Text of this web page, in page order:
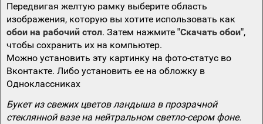
Передвигая желтую рамку выберите область
изображения, которую вы хотите использовать как
обои на рабочий стол. Затем нажмите "Скачать обои",
чтобы сохранить их на компьютер.
Можно установить эту картинку на фото-статус во
Вконтакте. Либо установить ее на обложку в
Одноклассниках
Букет из свежих цветов ландыша в прозрачной
стеклянной вазе на нейтральном светло-сером фоне.